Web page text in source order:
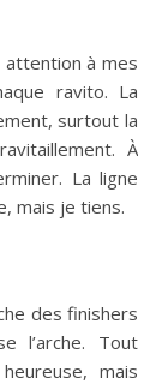
à mes
ravito. La
surtout la
À
La ligne
mais je tiens.
des finishers
l’arche. Tout
mais